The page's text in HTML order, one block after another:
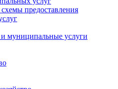
предоставления
и муниципальные услуги